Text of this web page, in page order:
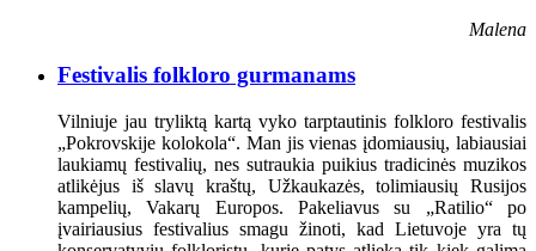
Malena
Festivalis folkloro gurmanams
Vilniuje jau tryliktą kartą vyko tarptautinis folkloro festivalis
„Pokrovskije kolokola“. Man jis vienas įdomiausių, labiausiai
laukiamų festivalių, nes sutraukia puikius tradicinės muzikos
atlikėjus iš slavų kraštų, Užkaukazės, tolimiausių Rusijos
kampelių, Vakarų Europos. Pakeliavus su „Ratilio“ po
įvairiausius festivalius smagu žinoti, kad Lietuvoje yra tų